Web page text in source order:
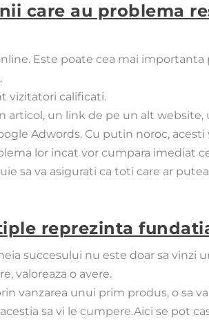
care au problema
. Este poate cea mai importanta
vizitatori calificati.
articol, un link de pe un alt
Adwords. Cu putin noroc,
lor incat vor cumpara imediat
sa va asigurati ca toti care ar
reprezinta
succesului nu este doar sa vinzi
valoreaza o avere.
vanzarea unui prim produs, o sa
sa vi le cumpere.Aici se pot